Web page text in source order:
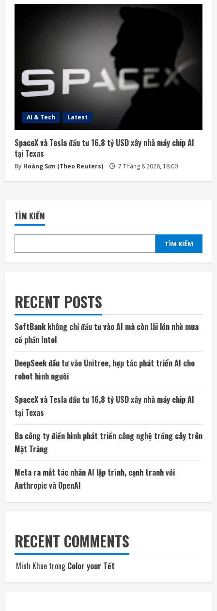
AI & Tech Latest
SpaceX và Tesla đầu tư 16,8 tỷ USD xây nhà máy chip AI
tại Texas
By Hoàng Sơn (Theo Reuters) 7 Tháng 8 2026, 18:00
TÌM KIẾM
TÌM KIẾM
RECENT POSTS
SoftBank không chỉ đầu tư vào AI mà còn lãi lớn nhờ mua
cổ phần Intel
DeepSeek đầu tư vào Unitree, hợp tác phát triển AI cho
robot hình người
SpaceX và Tesla đầu tư 16,8 tỷ USD xây nhà máy chip AI
tại Texas
Ba công ty điển hình phát triển công nghệ trồng cây trên
Mặt Trăng
Meta ra mắt tác nhân AI lập trình, cạnh tranh với
Anthropic và OpenAI
RECENT COMMENTS
Minh Khue trongColor your Tết